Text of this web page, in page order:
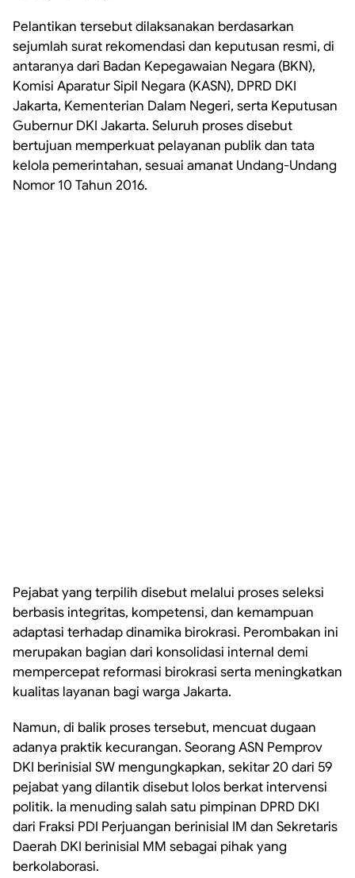
Pelantikan tersebut dilaksanakan berdasarkan
sejumlah surat rekomendasi dan keputusan resmi, di
antaranya dari Badan Kepegawaian Negara (BKN),
Komisi Aparatur Sipil Negara (KASN), DPRD DKI
Jakarta, Kementerian Dalam Negeri, serta Keputusan
Gubernur DKI Jakarta. Seluruh proses disebut
bertujuan memperkuat pelayanan publik dan tata
kelola pemerintahan, sesuai amanat Undang-Undang
Nomor 10 Tahun 2016.
Pejabat yang terpilih disebut melalui proses seleksi
berbasis integritas, kompetensi, dan kemampuan
adaptasi terhadap dinamika birokrasi. Perombakan ini
merupakan bagian dari konsolidasi internal demi
mempercepat reformasi birokrasi serta meningkatkan
kualitas layanan bagi warga Jakarta.
Namun, di balik proses tersebut, mencuat dugaan
adanya praktik kecurangan. Seorang ASN Pemprov
DKI berinisial SW mengungkapkan, sekitar 20 dari 59
pejabat yang dilantik disebut lolos berkat intervensi
politik. Ia menuding salah satu pimpinan DPRD DKI
dari Fraksi PDI Perjuangan berinisial IM dan Sekretaris
Daerah DKI berinisial MM sebagai pihak yang
berkolaborasi.